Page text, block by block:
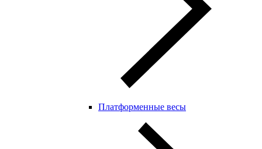
Платформенные весы